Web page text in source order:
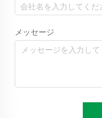
メッセージ